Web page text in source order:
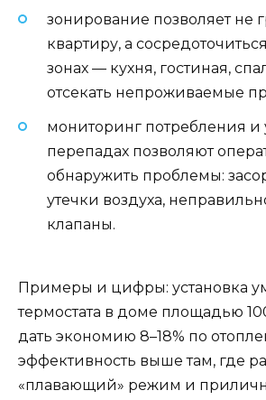
зонирование позволяет не
квартиру, а
зонах — кухня, гостиная,
отсекать непроживаемые
мониторинг потребления
перепадах позволяют
обнаружить проблемы:
утечки воздуха,
клапаны.
Примеры и цифры: установка
термостата в доме площадью
дать экономию 8–18% по
эффективность выше там, где
«плавающий» режим и